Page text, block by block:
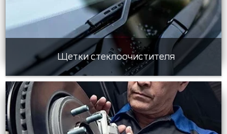
Щетки стеклоочистителя